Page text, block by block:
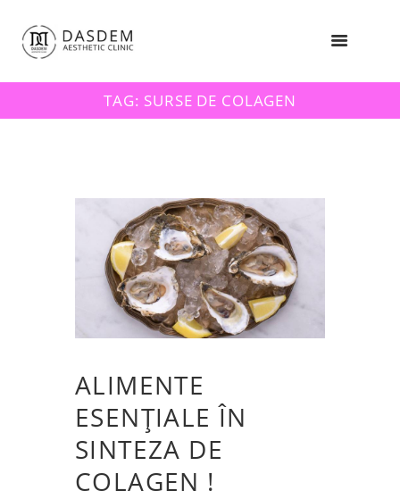
TAG: SURSE DE COLAGEN
ALIMENTE
ESENȚIALE ÎN
SINTEZA DE
COLAGEN !